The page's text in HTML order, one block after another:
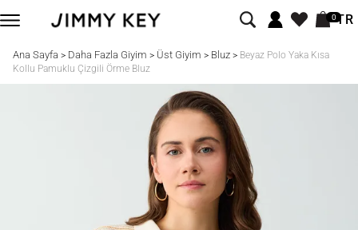
0TR
Ana Sayfa > Daha Fazla Giyim > Üst Giyim > Bluz> Beyaz Polo Yaka Kısa
Kollu Pamuklu Çizgili Örme Bluz